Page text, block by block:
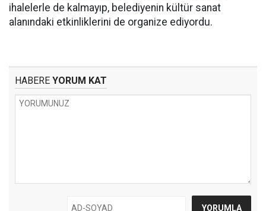
ihalelerle de kalmayıp, belediyenin kültür sanat
alanındaki etkinliklerini de organize ediyordu.
HABERE YORUM KAT